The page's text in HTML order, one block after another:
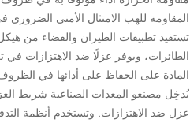
المقاومة للهب الامتثال الأمني
تستفيد تطبيقات الطيران والفضاء من
الطائرات، ويوفر عزلًا ضد الاهتزازات في
المادة على الحفاظ على أدائها في
يُدخِل مصنعو المعدات الصناعية شريط
عزل ضد الاهتزازات. وتستخدم أنظمة